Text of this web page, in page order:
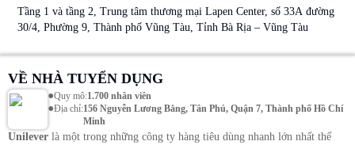
Tầng 1 và tầng 2, Trung tâm thương mại Lapen Center, số 33A đường
30/4, Phường 9, Thành phố Vũng Tàu, Tỉnh Bà Rịa – Vũng Tàu
VỀ NHÀ TUYỂN DỤNG
•Quy mô:1.700 nhân viên
•Địa chỉ:156 Nguyễn Lương Bằng, Tân Phú, Quận 7, Thành phố Hồ Chí
Minh
Unilever là một trong những công ty hàng tiêu dùng nhanh lớn nhất thế